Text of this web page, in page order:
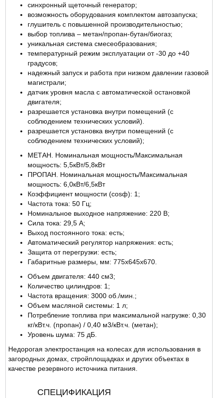
синхронный щеточный генератор;
возможность оборудования комплектом автозапуска;
глушитель с повышенной производительностью;
выбор топлива – метан/пропан-бутан/биогаз;
уникальная система смесеобразования;
температурный режим эксплуатации от -30 до +40
градусов;
надежный запуск и работа при низком давлении газовой
магистрали;
датчик уровня масла с автоматической остановкой
двигателя;
разрешается установка внутри помещений (с
соблюдением технических условий).
разрешается установка внутри помещений (с
соблюдением технических условий);
МЕТАН. Номинальная мощность/Максимальная
мощность: 5,5кВт/5,8кВт
ПРОПАН. Номинальная мощность/Максимальная
мощность: 6,0кВт/6,5кВт
Коэффициент мощности (cosф): 1;
Частота тока: 50 Гц;
Номинальное выходное напряжение: 220 В;
Сила тока: 29,5 А;
Выход постоянного тока: есть;
Автоматический регулятор напряжения: есть;
Защита от перегрузки: есть;
Габаритные размеры, мм: 775х645х670.
Объем двигателя: 440 см3;
Количество цилиндров: 1;
Частота вращения: 3000 об./мин.;
Объем масляной системы: 1 л;
Потребление топлива при максимальной нагрузке: 0,30
кг/кВт.ч. (пропан) / 0,40 м3/кВт.ч. (метан);
Уровень шума: 75 дБ.
Недорогая электростанция на колесах для использования в
загородных домах, стройплощадках и других объектах в
качестве резервного источника питания.
СПЕЦИФИКАЦИЯ